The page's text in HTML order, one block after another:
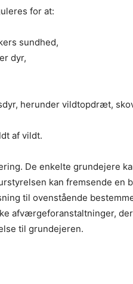
for at:
sundhed,
dyr,
herunder vildtopdræt,
af vildt.
De enkelte grundejere
kan fremsende en
til ovenstående
afværgeforanstaltninger,
til grundejeren.